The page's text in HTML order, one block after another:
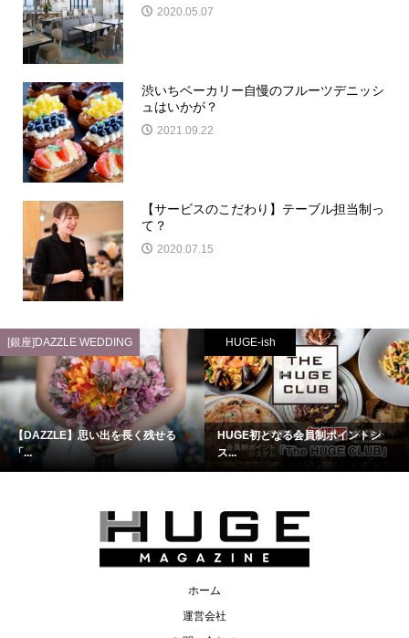
2020.05.07
渋いちベーカリー自慢のフルーツデニッシ
ュはいかが？
2021.09.22
【サービスのこだわり】テーブル担当制っ
て？
2020.07.15
[銀座]DAZZLE WEDDING
【DAZZLE】思い出を長く残せる
「...
HUGE-ish
HUGE初となる会員制ポイントシ
ス...
ホーム
運営会社